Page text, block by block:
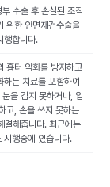
수술 후 손실된 조직
위한 안면재건수술을
행합니다.
흉터 악화를 방지하고
하는 치료를 포함하여
을 감지 못하거나, 입
고, 손을 쓰지 못하는
결해줍니다. 최근에는
시행중에 있습니다.